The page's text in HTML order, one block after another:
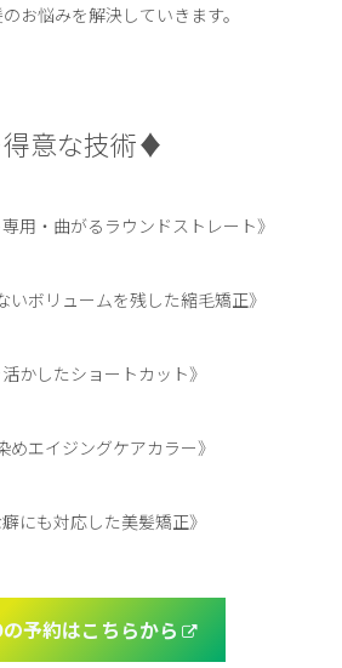
お悩みを解決していきます。
意な技術♦︎
用・曲がるラウンドストレート》
いボリュームを残した縮毛矯正》
活かしたショートカット》
めエイジングケアカラー》
癖にも対応した美髪矯正》
予約はこちらから